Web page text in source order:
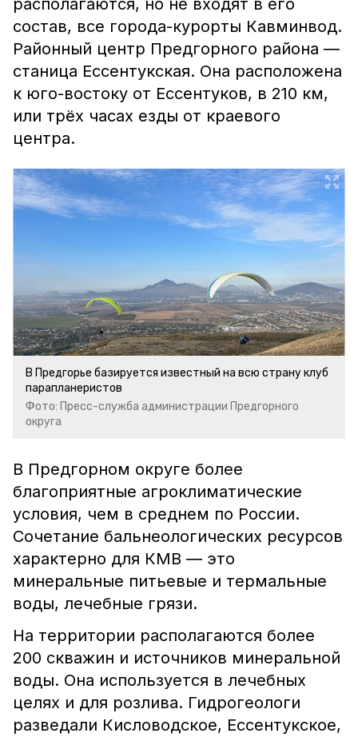
располагаются, но не входят в его
состав, все города-курорты Кавминвод.
Районный центр Предгорного района ―
станица Ессентукская. Она расположена
к юго-востоку от Ессентуков, в 210 км,
или трёх часах езды от краевого
центра.
В Предгорье базируется известный на всю страну клуб
парапланеристов
Фото: Пресс-служба администрации Предгорного
округа
В Предгорном округе более
благоприятные агроклиматические
условия, чем в среднем по России.
Сочетание бальнеологических ресурсов
характерно для КМВ ― это
минеральные питьевые и термальные
воды, лечебные грязи.
На территории располагаются более
200 скважин и источников минеральной
воды. Она используется в лечебных
целях и для розлива. Гидрогеологи
разведали Кисловодское, Ессентукское,